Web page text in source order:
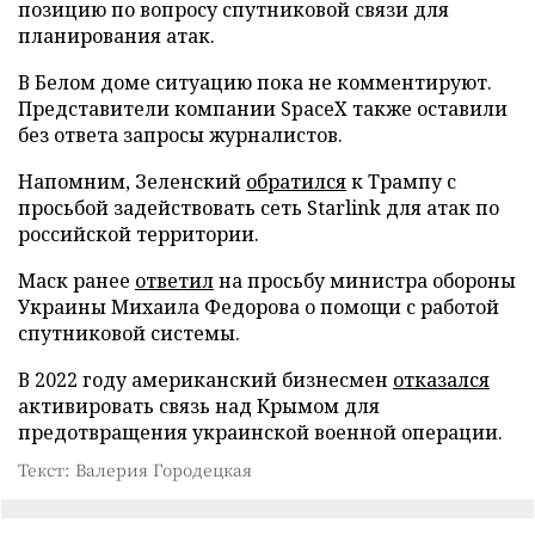
позицию по вопросу спутниковой связи для
планирования атак.
В Белом доме ситуацию пока не комментируют.
Представители компании SpaceX также оставили
без ответа запросы журналистов.
Напомним, Зеленский обратилсяк Трампу с
просьбой задействовать сеть Starlink для атак по
российской территории.
Маск ранее ответилна просьбу министра обороны
Украины Михаила Федорова о помощи с работой
спутниковой системы.
В 2022 году американский бизнесмен отказался
активировать связь над Крымом для
предотвращения украинской военной операции.
Текст: Валерия Городецкая